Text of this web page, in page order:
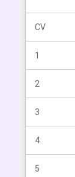
CV
1
2
3
4
5